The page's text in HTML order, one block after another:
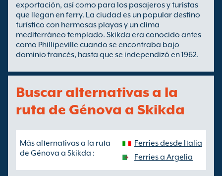
exportación, así como para los pasajeros y turistas
que llegan en ferry. La ciudad es un popular destino
turístico con hermosas playas y un clima
mediterráneo templado. Skikda era conocido antes
como Phillipeville cuando se encontraba bajo
dominio francés, hasta que se independizó en 1962.
Buscar alternativas a la
ruta de Génova a Skikda
Más alternativas a la ruta
de Génova a Skikda :
Ferries desde Italia
Ferries a Argelia